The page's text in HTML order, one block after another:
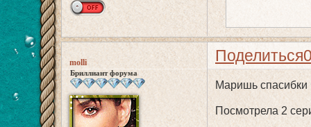
Поделиться
molli
Бриллиант форума
Маришь спасибки
Посмотрела 2